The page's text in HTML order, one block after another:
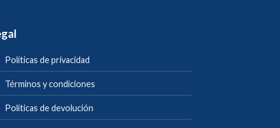
Políticas de privacidad
Términos y condiciones
Políticas de devolución